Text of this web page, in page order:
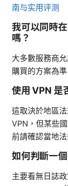
南与实用评测
我可以同時
嗎？
大多數服務商
購買的方案為準
使用 VPN 是
這取決於地區
VPN，但某些
前請確認當地法
如何判斷一
主要看無日誌